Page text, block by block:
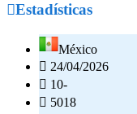
Estadísticas
México
 24/04/2026
 10-
 5018